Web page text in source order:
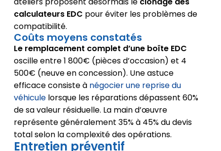
calculateurs EDC pour éviter les problèmes de
compatibilité.
Coûts moyens constatés
Le remplacement complet d’une boîte EDC
oscille entre 1 800€ (pièces d’occasion) et 4
500€ (neuve en concession). Une astuce
efficace consiste à négocier une reprise du
véhiculelorsque les réparations dépassent 60%
de sa valeur résiduelle. La main d’œuvre
représente généralement 35% à 45% du devis
total selon la complexité des opérations.
Entretien préventif